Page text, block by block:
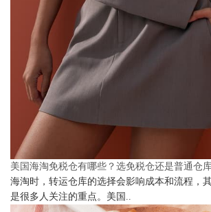
美国海淘免税仓有哪些？选免税仓还是普通仓
海淘时，转运仓库的选择会影响成本和流程，
是很多人关注的重点。美国..